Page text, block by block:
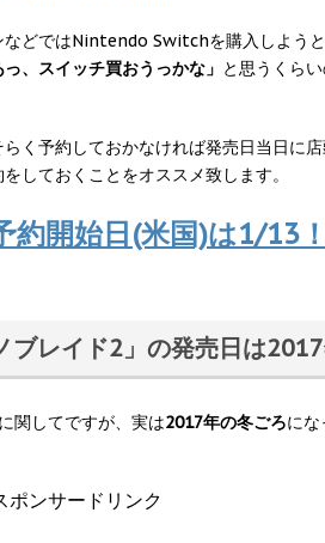
などではNintendo Switchを購入しよう
っ、スイッチ買おうっかな」 と思うくら
く予約しておかなければ発売日当日に
しておくことをオススメ致します。
約開始日(米国)は1/13
ブレイド2」の発売日は
関してですが、実は2017年の冬ごろにな
ポンサードリンク